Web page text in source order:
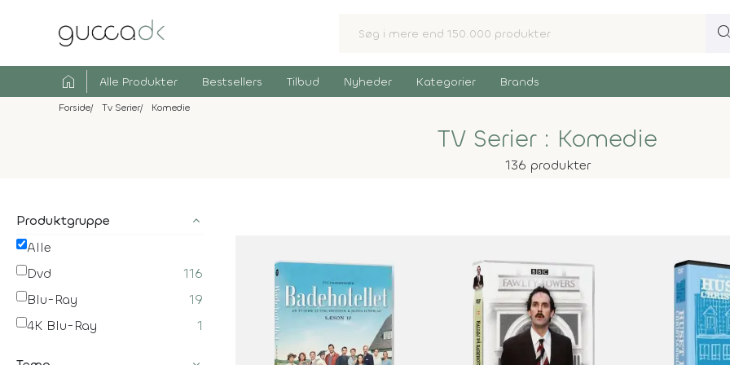
home Alle Produkter Bestsellers Tilbud Nyheder Kategorier Brands
Forside Tv Serier Komedie
TV Serier : Komedie
136 produkter
Produktgruppe
Alle
Dvd
116
Blu-Ray
19
4K Blu-Ray
1